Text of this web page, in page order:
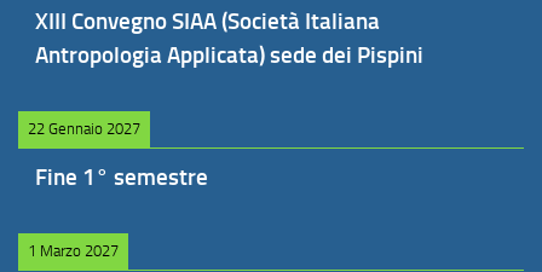
XIII Convegno SIAA (Società Italiana
Antropologia Applicata) sede dei Pispini
22 Gennaio 2027
Fine 1° semestre
1 Marzo 2027